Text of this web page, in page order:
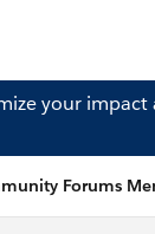
your impact
Forums